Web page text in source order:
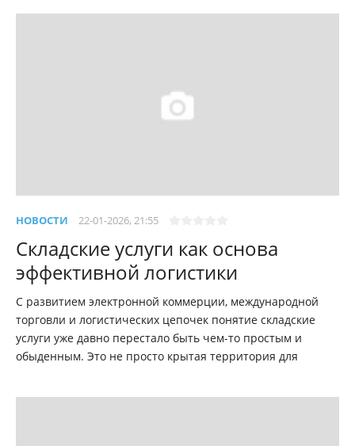
НОВОСТИ 22-01-2026, 21:55
Складские услуги как основа
эффективной логистики
С развитием электронной коммерции, международной
торговли и логистических цепочек понятие складские
услуги уже давно перестало быть чем-то простым и
обыденным. Это не просто крытая территория для